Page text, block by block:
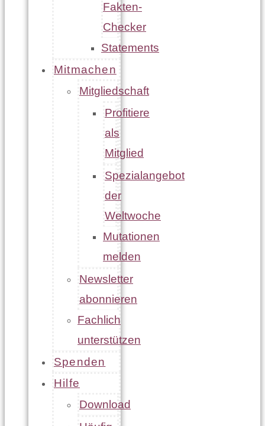
Fakten-
Checker
Statements
Mitmachen
Mitgliedschaft
Profitiere
als
Mitglied
Spezialangebot
der
Weltwoche
Mutationen
melden
Newsletter
abonnieren
Fachlich
unterstützen
Spenden
Hilfe
Download